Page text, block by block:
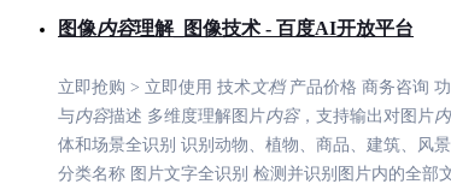
图像内容理解_图像技术 - 百度AI开放平台
立即抢购 > 立即使用 技术文档产品价格 商务咨询
与内容描述 多维度理解图片内容，支持输出对图片
体和场景全识别 识别动物、植物、商品、建筑、风
分类名称 图片文字全识别 检测并识别图片内的全部